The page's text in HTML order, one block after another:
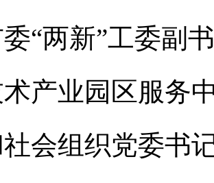
“两新”工委副
产业园区服务
会组织党委书